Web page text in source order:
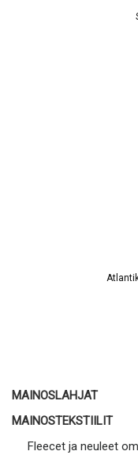
MAINOSLAHJAT
MAINOSTEKSTIILIT
Fleecet ja neuleet